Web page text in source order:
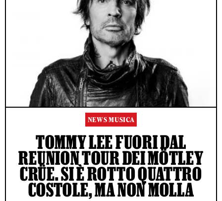
NEWS MUSICA
TOMMY LEE FUORI DAL
REUNION TOUR DEI MÖTLEY
CRÜE. SI È ROTTO QUATTRO
COSTOLE, MA NON MOLLA